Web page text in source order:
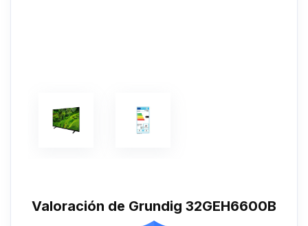
Valoración de Grundig 32GEH6600B